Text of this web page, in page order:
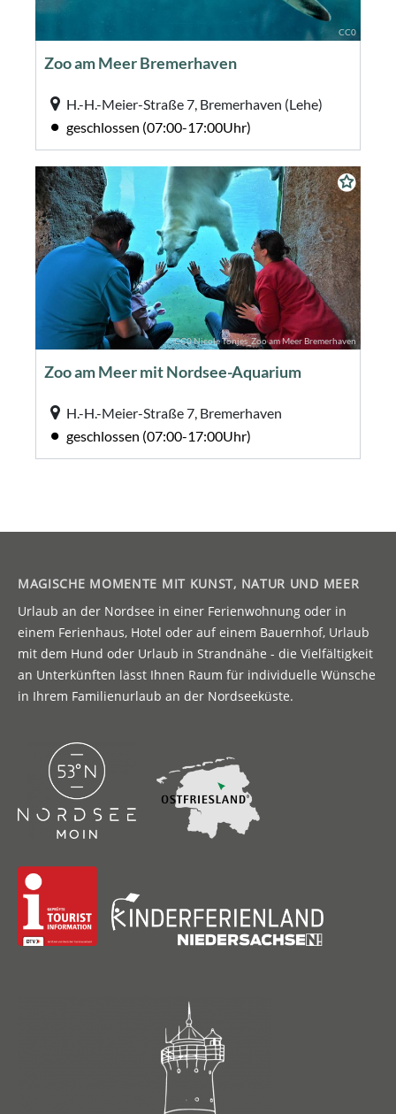
MAGISCHE MOMENTE MIT KUNST, NATUR UND MEER
Urlaub an der Nordsee in einer Ferienwohnung oder in
einem Ferienhaus, Hotel oder auf einem Bauernhof, Urlaub
mit dem Hund oder Urlaub in Strandnähe - die Vielfältigkeit
an Unterkünften lässt Ihnen Raum für individuelle Wünsche
in Ihrem Familienurlaub an der Nordseeküste.